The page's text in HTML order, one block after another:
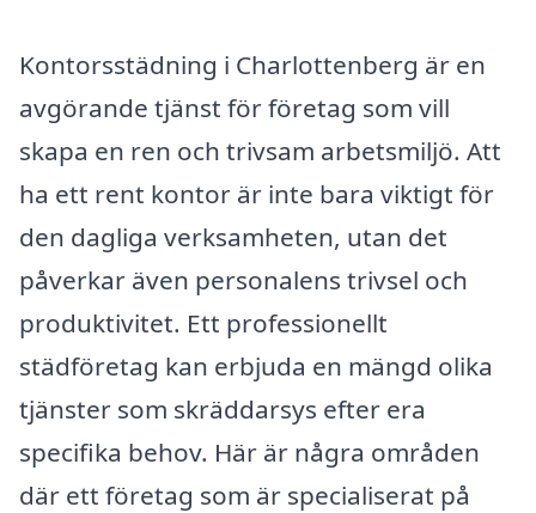
Kontorsstädning i Charlottenberg är en
avgörande tjänst för företag som vill
skapa en ren och trivsam arbetsmiljö. Att
ha ett rent kontor är inte bara viktigt för
den dagliga verksamheten, utan det
påverkar även personalens trivsel och
produktivitet. Ett professionellt
städföretag kan erbjuda en mängd olika
tjänster som skräddarsys efter era
specifika behov. Här är några områden
där ett företag som är specialiserat på